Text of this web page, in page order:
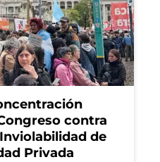
contra
de
Privada